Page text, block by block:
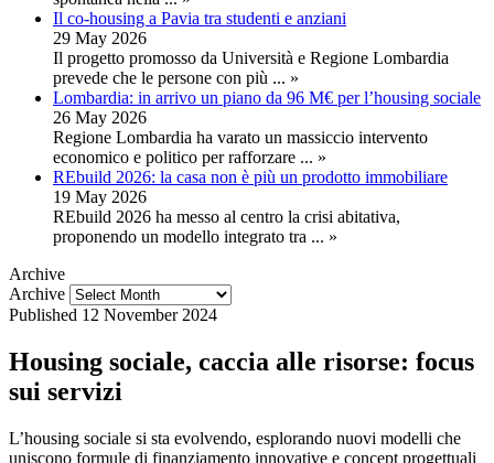
Il co-housing a Pavia tra studenti e anziani
29 May 2026
Il progetto promosso da Università e Regione Lombardia
prevede che le persone con più ... »
Lombardia: in arrivo un piano da 96 M€ per l’housing sociale
26 May 2026
Regione Lombardia ha varato un massiccio intervento
economico e politico per rafforzare ... »
REbuild 2026: la casa non è più un prodotto immobiliare
19 May 2026
REbuild 2026 ha messo al centro la crisi abitativa,
proponendo un modello integrato tra ... »
Archive
Archive
Published 12 November 2024
Housing sociale, caccia alle risorse: focus
sui servizi
L’housing sociale si sta evolvendo, esplorando nuovi modelli che
uniscono formule di finanziamento innovative e concept progettuali